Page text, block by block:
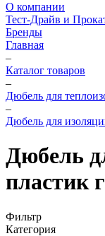
О компании
Тест-Драйв и
Бренды
Главная
–
Каталог товаров
–
Дюбель для
–
Дюбель для
Дюбель
пластик
Фильтр
Категория